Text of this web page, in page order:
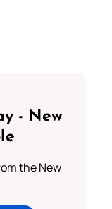
- New
the New